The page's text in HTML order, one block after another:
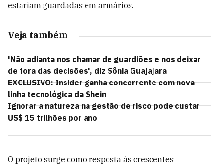
estariam guardadas em armários.
Veja também
'Não adianta nos chamar de guardiões e nos deixar
de fora das decisões', diz Sônia Guajajara
EXCLUSIVO: Insider ganha concorrente com nova
linha tecnológica da Shein
Ignorar a natureza na gestão de risco pode custar
US$ 15 trilhões por ano
O projeto surge como resposta às crescentes